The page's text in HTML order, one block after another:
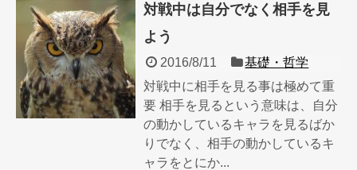
対戦中は自分でなく相手を見
よう
2016/8/11
基礎・哲学
対戦中に相手を見る事は極めて重
要 相手を見るという意味は、自分
の動かしているキャラを見るばか
りでなく、相手の動かしているキ
ャラをとにか...